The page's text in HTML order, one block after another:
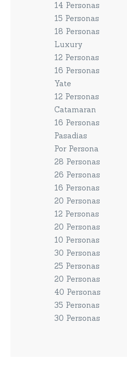
14 Personas
15 Personas
18 Personas
Luxury
12 Personas
16 Personas
Yate
12 Personas
Catamaran
16 Personas
Pasadias
Por Persona
28 Personas
26 Personas
16 Personas
20 Personas
12 Personas
20 Personas
10 Personas
30 Personas
25 Personas
20 Personas
40 Personas
35 Personas
30 Personas